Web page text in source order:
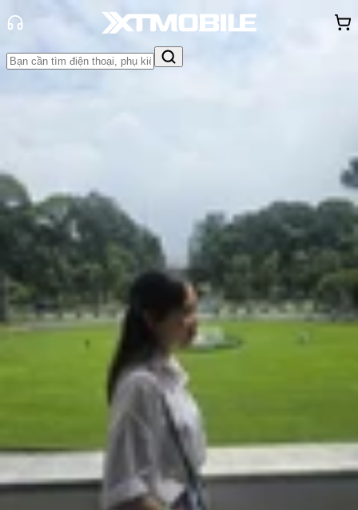
mãi
hàng - Sự kiện
Samsung khai tử dòng Galaxy Edge
chỉ sau 5 tháng ra mắt vì doanh số
thê thảm
Hồng Huệ
17/10/2025
17/10/2025
Theo dõi XTMobile trên